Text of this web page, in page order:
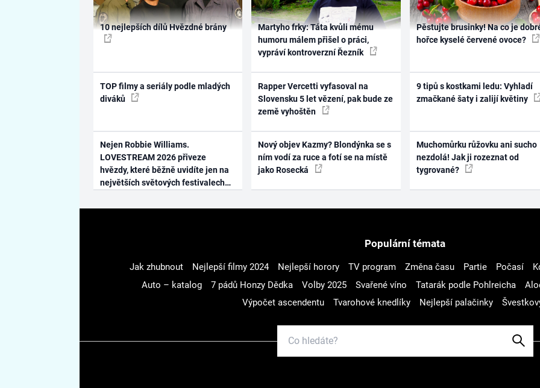
10 nejlepších dílů Hvězdné brány
TOP filmy a seriály podle mladých
diváků
Nejen Robbie Williams.
LOVESTREAM 2026 přiveze
hvězdy, které běžně uvidíte jen na
největších světových festivalech
Martyho frky: Táta kvůli mému
humoru málem přišel o práci,
vypráví kontroverzní Řezník
Rapper Vercetti vyfasoval na
Slovensku 5 let vězení, pak bude ze
země vyhoštěn
Nový objev Kazmy? Blondýnka se s
ním vodí za ruce a fotí se na místě
jako Rosecká
Pěstujte brusinky! Na co je
hořce kyselé červené ovoce?
9 tipů s kostkami ledu: Vyhladí
zmačkané šaty i zalijí květiny
Muchomůrku růžovku ani sucho
nezdolá! Jak ji rozeznat od
tygrované?
Populární témata
Jak zhubnout Nejlepší filmy 2024 Nejlepší horory TV program Změna času Partie Počasí
Auto – katalog
7 pádů Honzy Dědka Volby 2025 Svařené víno Tatarák podle Pohlreicha
Výpočet ascendentu
Tvarohové knedlíky Nejlepší palačinky